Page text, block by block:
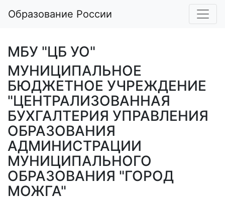
Образование России
МБУ "ЦБ УО"
МУНИЦИПАЛЬНОЕ
БЮДЖЕТНОЕ УЧРЕЖДЕНИЕ
"ЦЕНТРАЛИЗОВАННАЯ
БУХГАЛТЕРИЯ УПРАВЛЕНИЯ
ОБРАЗОВАНИЯ
АДМИНИСТРАЦИИ
МУНИЦИПАЛЬНОГО
ОБРАЗОВАНИЯ "ГОРОД
МОЖГА"